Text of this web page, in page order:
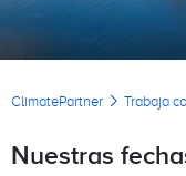
Sobrescribir
ClimatePartner Trabaja
Nuestras